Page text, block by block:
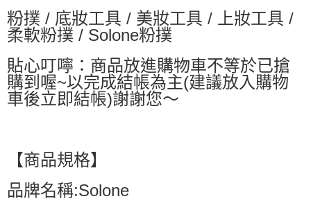
宅配
每筆NT$80，滿NT$799(含以上)免運費
粉撲 / 底妝工具 / 美妝工具 / 上妝工具 /
柔軟粉撲 / Solone粉撲
貼心叮嚀：商品放進購物車不等於已搶
購到喔~以完成結帳為主(建議放入購物
車後立即結帳)謝謝您～
【商品規格】
品牌名稱:Solone